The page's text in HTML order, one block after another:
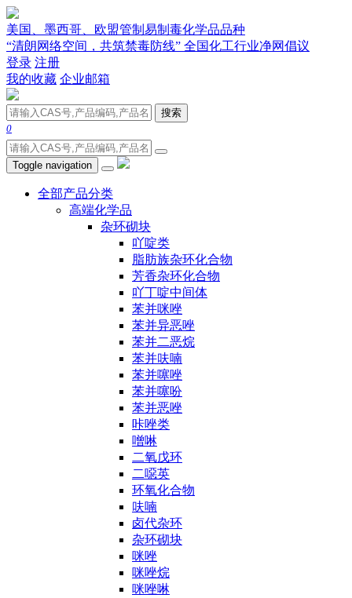
美国、墨西哥、欧盟管制易制毒化学品品种
“清朗网络空间，共筑禁毒防线” 全国化工行业净网倡议
登录 注册
我的收藏 企业邮箱
搜索
0
Toggle navigation
全部产品分类
高端化学品
杂环砌块
吖啶类
脂肪族杂环化合物
芳香杂环化合物
吖丁啶中间体
苯并咪唑
苯并异恶唑
苯并二恶烷
苯并呋喃
苯并噻唑
苯并噻吩
苯并恶唑
咔唑类
噌啉
二氧戊环
二噁英
环氧化合物
呋喃
卤代杂环
杂环砌块
咪唑
咪唑烷
咪唑啉